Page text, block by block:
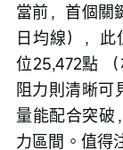
當前，首個關
日均線），
位25,472點
阻力則清晰可
量能配合突破
力區間。值得